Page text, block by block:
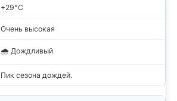
+29°C
Очень высокая
🌧️ Дождливый
Пик сезона дождей.